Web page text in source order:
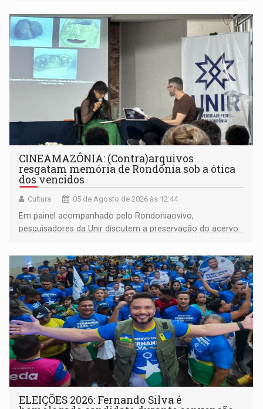
CINEAMAZÔNIA: (Contra)arquivos
resgatam memória de Rondônia sob a ótica
dos vencidos
Cultura 05 de Agosto de 2026 às 12:44
Em painel acompanhado pelo Rondoniaovivo,
pesquisadores da Unir discutem a preservação do acervo
memória como bússola para o futuro
ELEIÇÕES 2026: Fernando Silva é